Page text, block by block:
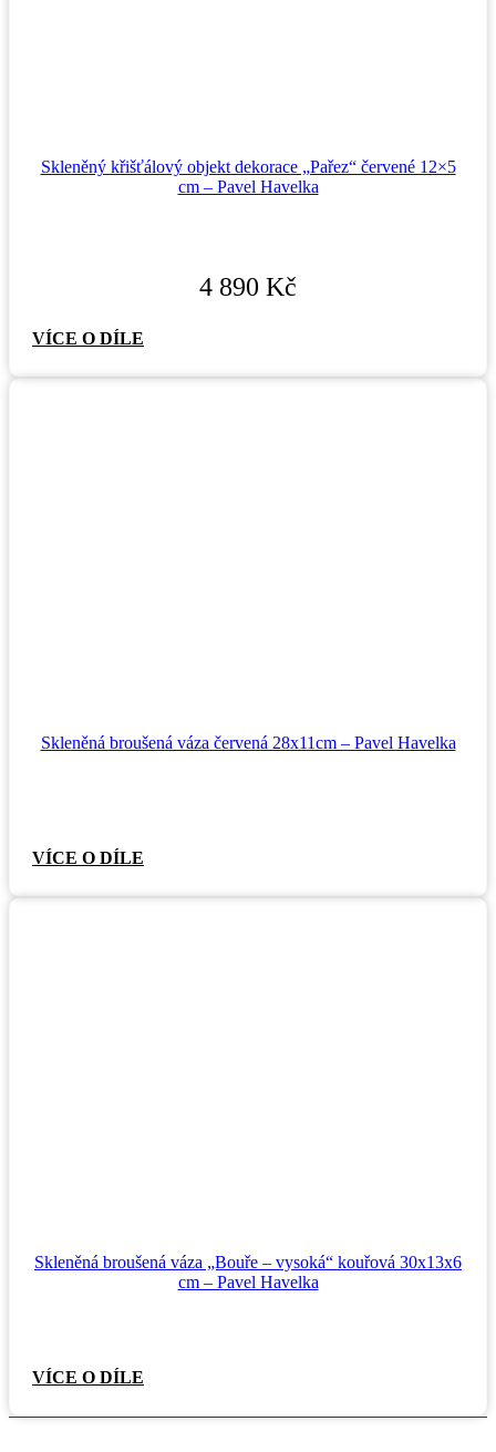
Skleněný křišťálový objekt dekorace „Pařez“ červené 12×5
cm – Pavel Havelka
4 890 Kč
VÍCE O DÍLE
Skleněná broušená váza červená 28x11cm – Pavel Havelka
VÍCE O DÍLE
Skleněná broušená váza „Bouře – vysoká“ kouřová 30x13x6
cm – Pavel Havelka
VÍCE O DÍLE